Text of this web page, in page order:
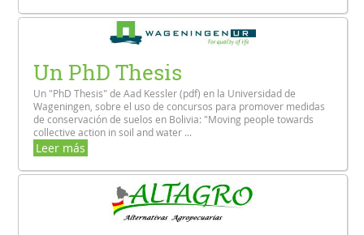
Un PhD Thesis
Un "PhD Thesis" de Aad Kessler (pdf) en la Universidad de
Wageningen, sobre el uso de concursos para promover medidas
de conservación de suelos en Bolivia: "Moving people towards
collective action in soil and water ...
Leer más